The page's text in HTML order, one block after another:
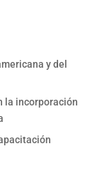
y del
la incorporación